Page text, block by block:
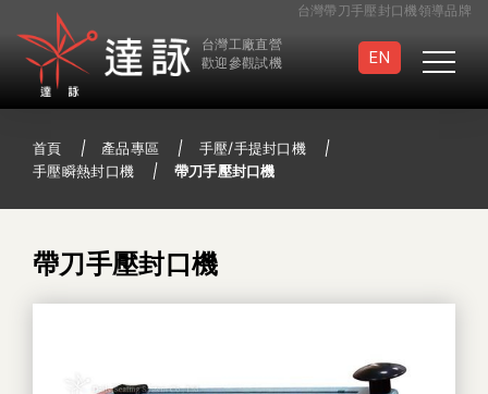
台灣工廠直營
歡迎參觀試機
台灣帶刀手壓封口機領導品牌
連續封口機 手壓/手提封口機
足踏封口機 半自動封口機
EN
首頁 產品專區
手壓/手提封口機
手壓瞬熱封口機
帶刀手壓封口機
帶刀手壓封口機